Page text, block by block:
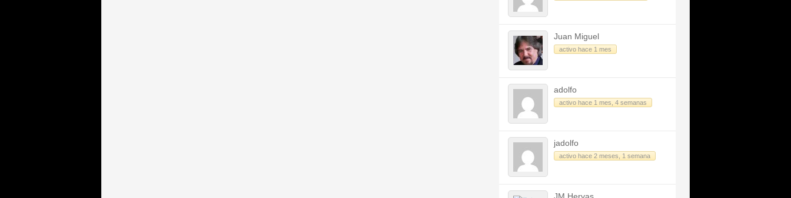
Juan Miguel
activo hace 1 mes
adolfo
activo hace 1 mes, 4 semanas
jadolfo
activo hace 2 meses, 1 semana